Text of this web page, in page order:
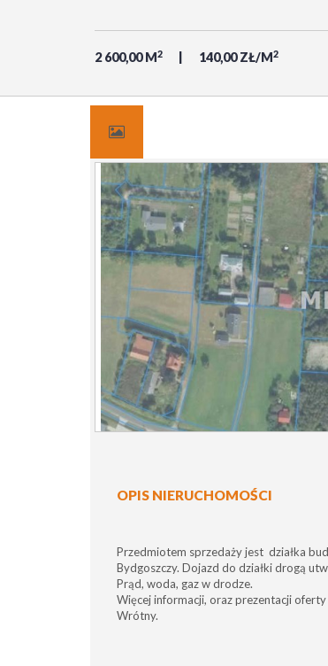
2 600,00 M2 140,00 ZŁ/M2
OPIS NIERUCHOMOŚCI
Przedmiotem sprzedaży jest działka
Bydgoszczy. Dojazd do działki drogą
Prąd, woda, gaz w drodze.
Więcej informacji, oraz prezentacji
Wrótny.